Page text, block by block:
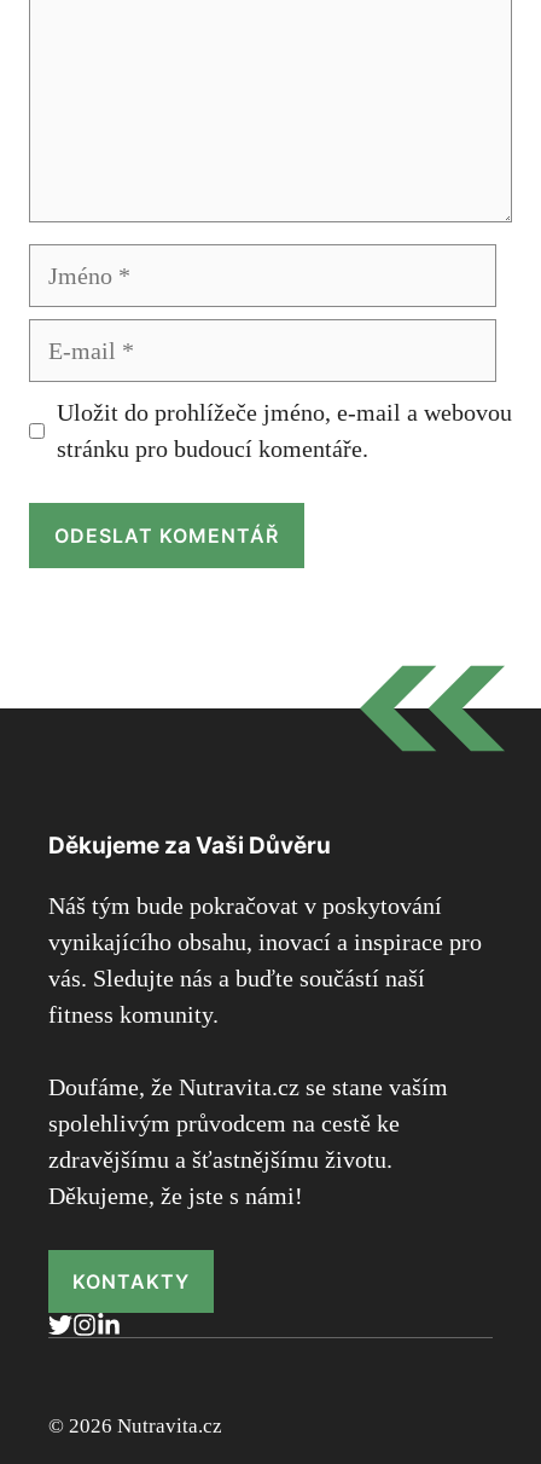
Jméno
Uložit do prohlížeče jméno, e-mail a webovou
stránku pro budoucí komentáře.
Děkujeme za Vaši Důvěru
Náš tým bude pokračovat v poskytování
vynikajícího obsahu, inovací a inspirace pro
vás. Sledujte nás a buďte součástí naší
fitness komunity.
Doufáme, že Nutravita.cz se stane vaším
spolehlivým průvodcem na cestě ke
zdravějšímu a šťastnějšímu životu.
Děkujeme, že jste s námi!
KONTAKTY
© 2026 Nutravita.cz